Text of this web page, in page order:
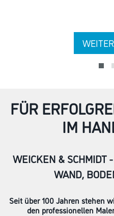
FÜR
IM
WEICKEN & SCHMIDT
WAND,
Seit über 100 Jahren stehen
den professionellen